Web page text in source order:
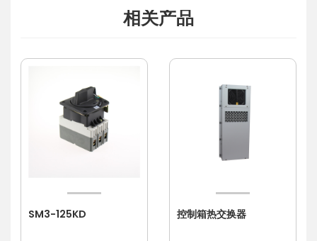
相关产品
SM3-125KD 控制箱热交换器